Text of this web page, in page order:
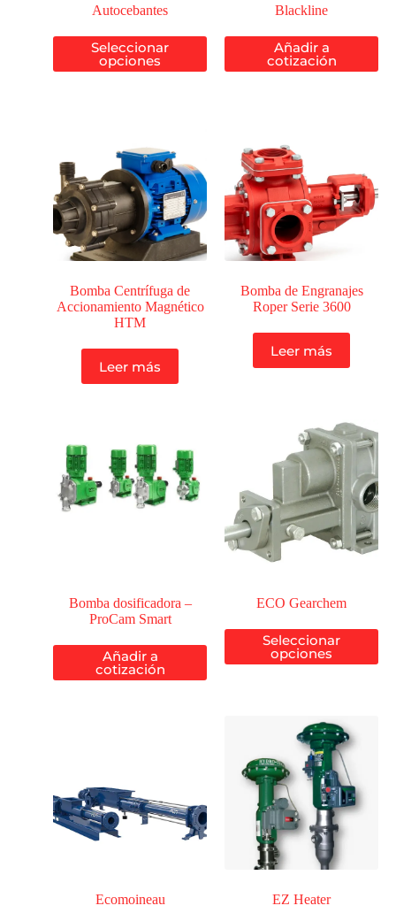
Autocebantes
Seleccionar
opciones
Blackline
Añadir a
cotización
Bomba Centrífuga de
Accionamiento Magnético
HTM
Leer más
Bomba de Engranajes
Roper Serie 3600
Leer más
Bomba dosificadora –
ProCam Smart
Añadir a
cotización
ECO Gearchem
Seleccionar
opciones
Ecomoineau EZ Heater